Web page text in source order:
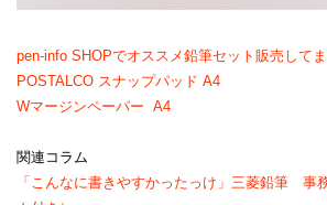
pen-info SHOPでオススメ鉛筆セット販売してま
POSTALCO スナップパッド A4
Wマージンペーパー A4
関連コラム
「こんなに書きやすかったっけ」三菱鉛筆 事